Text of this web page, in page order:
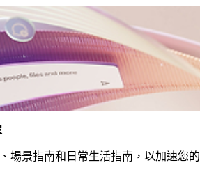
場景指南和日常生活指南，以加速您的